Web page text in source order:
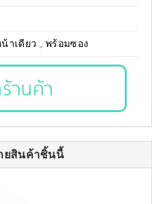
าเดียว ,พร้อมซอง
านค้า
ยสินค้าชิ้นนี้